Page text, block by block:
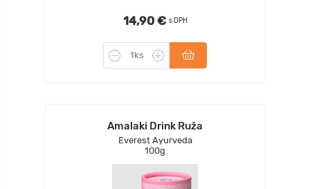
14,90 € s DPH
Amalaki Drink Ruža
Everest Ayurveda
100g